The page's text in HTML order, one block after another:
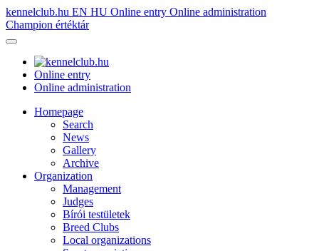
kennelclub.hu EN HU Online entry Online administration
Champion értéktár
Online entry
Online administration
Homepage
Search
News
Gallery
Archive
Organization
Management
Judges
Bírói testületek
Breed Clubs
Local organizations